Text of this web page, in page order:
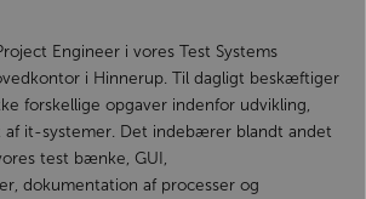
Engineer i vores Test Systems
i Hinnerup. Til dagligt beskæftiger
forskellige opgaver indenfor udvikling,
it-systemer. Det indebærer blandt andet
test bænke, GUI,
dokumentation af processer og